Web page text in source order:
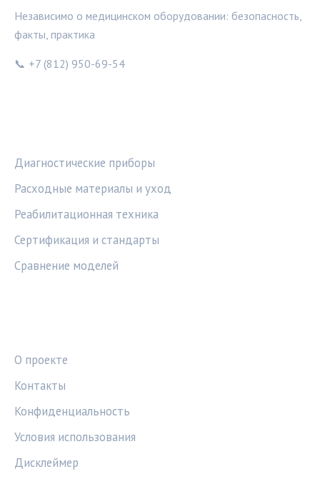
Независимо о медицинском оборудовании: безопасность,
факты, практика
📞 +7 (812) 950-69-54
Диагностические приборы
Расходные материалы и уход
Реабилитационная техника
Сертификация и стандарты
Сравнение моделей
О проекте
Контакты
Конфиденциальность
Условия использования
Дисклеймер